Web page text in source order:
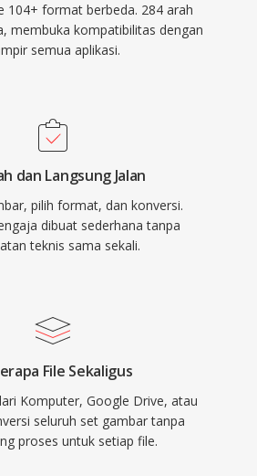
104+ format berbeda. 284 arah
membuka kompatibilitas dengan
semua aplikasi.
dan Langsung Jalan
pilih format, dan konversi.
dibuat sederhana tanpa
teknis sama sekali.
File Sekaligus
Komputer, Google Drive, atau
seluruh set gambar tanpa
proses untuk setiap file.